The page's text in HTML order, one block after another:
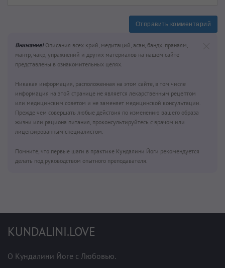
Отправить комментарий
Внимание!Описания всех крий, медитаций, асан, бандх, пранаям,
мантр, чакр, упражнений и других материалов на нашем сайте
представлены в ознакомительных целях.
Никакая информация, расположенная на этом сайте, в том числе
информация на этой странице не является лекарственным рецептом
или медицинским советом и не заменяет медицинской консультации.
Прежде чем совершать любые действия по изменению вашего образа
жизни или рациона питания, проконсультируйтесь с врачом или
лицензированным специалистом.
Помните, что первые шаги в практике Кундалини Йоги рекомендуется
делать под руководством опытного преподавателя.
KUNDALINI.LOVE
О Кундалини Йоге с Любовью.